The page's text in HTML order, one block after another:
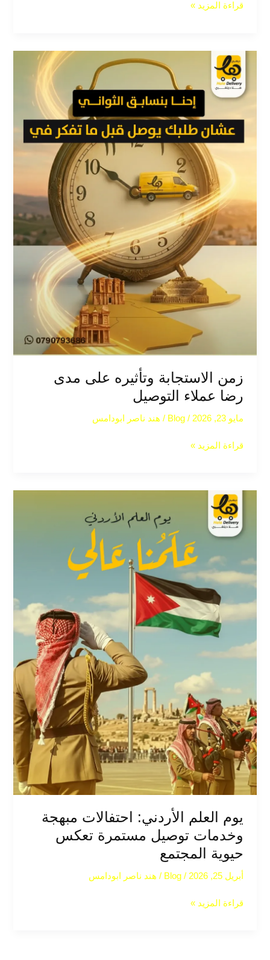
قراءة المزيد »
زمن الاستجابة وتأثيره على مدى
رضا عملاء التوصيل
مايو 23, 2026 /
Blog
/ هند ناصر ابودامس
زمن
الاستجابة
وتأثيره
على
رضا
عملاء
التوصيل
قراءة المزيد »
يوم العلم الأردني: احتفالات مبهجة
وخدمات توصيل مستمرة تعكس
حيوية المجتمع
أبريل 25, 2026 /
Blog
/ هند ناصر ابودامس
يوم
العلم
الأردني:
احتفالات
مبهجة
وخدمات
توصيل
مستمرة
تعكس
قراءة المزيد »